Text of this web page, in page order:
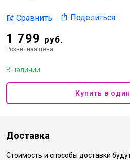
Сравнить Поделиться
1 799 руб.
Розничная цена
В наличии
Купить в
Доставка
Стоимость и способы доставки